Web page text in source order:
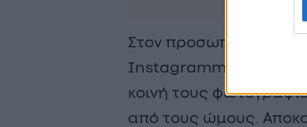
Στον προσωπικό της
Instagrammer και
κοινή τους
από τους ώμους.